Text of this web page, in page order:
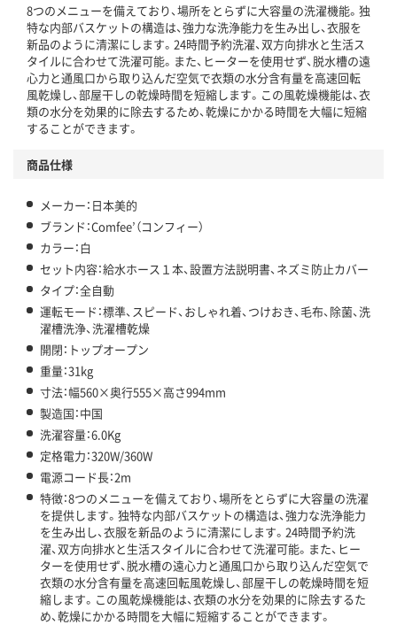
8つのメニューを備えており、場所をとらずに大容量の洗濯機能。独
特な内部バスケットの構造は、強力な洗浄能力を生み出し、衣服を
新品のように清潔にします。24時間予約洗濯、双方向排水と生活ス
タイルに合わせて洗濯可能。また、ヒーターを使用せず、脱水槽の遠
心力と通風口から取り込んだ空気で衣類の水分含有量を高速回転
風乾燥し、部屋干しの乾燥時間を短縮します。この風乾燥機能は、衣
類の水分を効果的に除去するため、乾燥にかかる時間を大幅に短縮
することができます。
商品仕様
メーカー：日本美的
ブランド：Comfee’（コンフィー）
カラー：白
セット内容：給水ホース１本、設置方法説明書、ネズミ防止カバー
タイプ：全自動
運転モード：標準、スピード、おしゃれ着、つけおき、毛布、除菌、洗
濯槽洗浄、洗濯槽乾燥
開閉：トップオープン
重量：31kg
寸法：幅560×奥行555×高さ994mm
製造国：中国
洗濯容量：6.0Kg
定格電力：320W/360W
電源コード長：2m
特徴：8つのメニューを備えており、場所をとらずに大容量の洗濯
を提供します。独特な内部バスケットの構造は、強力な洗浄能力
を生み出し、衣服を新品のように清潔にします。24時間予約洗
濯、双方向排水と生活スタイルに合わせて洗濯可能。また、ヒー
ターを使用せず、脱水槽の遠心力と通風口から取り込んだ空気で
衣類の水分含有量を高速回転風乾燥し、部屋干しの乾燥時間を短
縮します。この風乾燥機能は、衣類の水分を効果的に除去するた
め、乾燥にかかる時間を大幅に短縮することができます。